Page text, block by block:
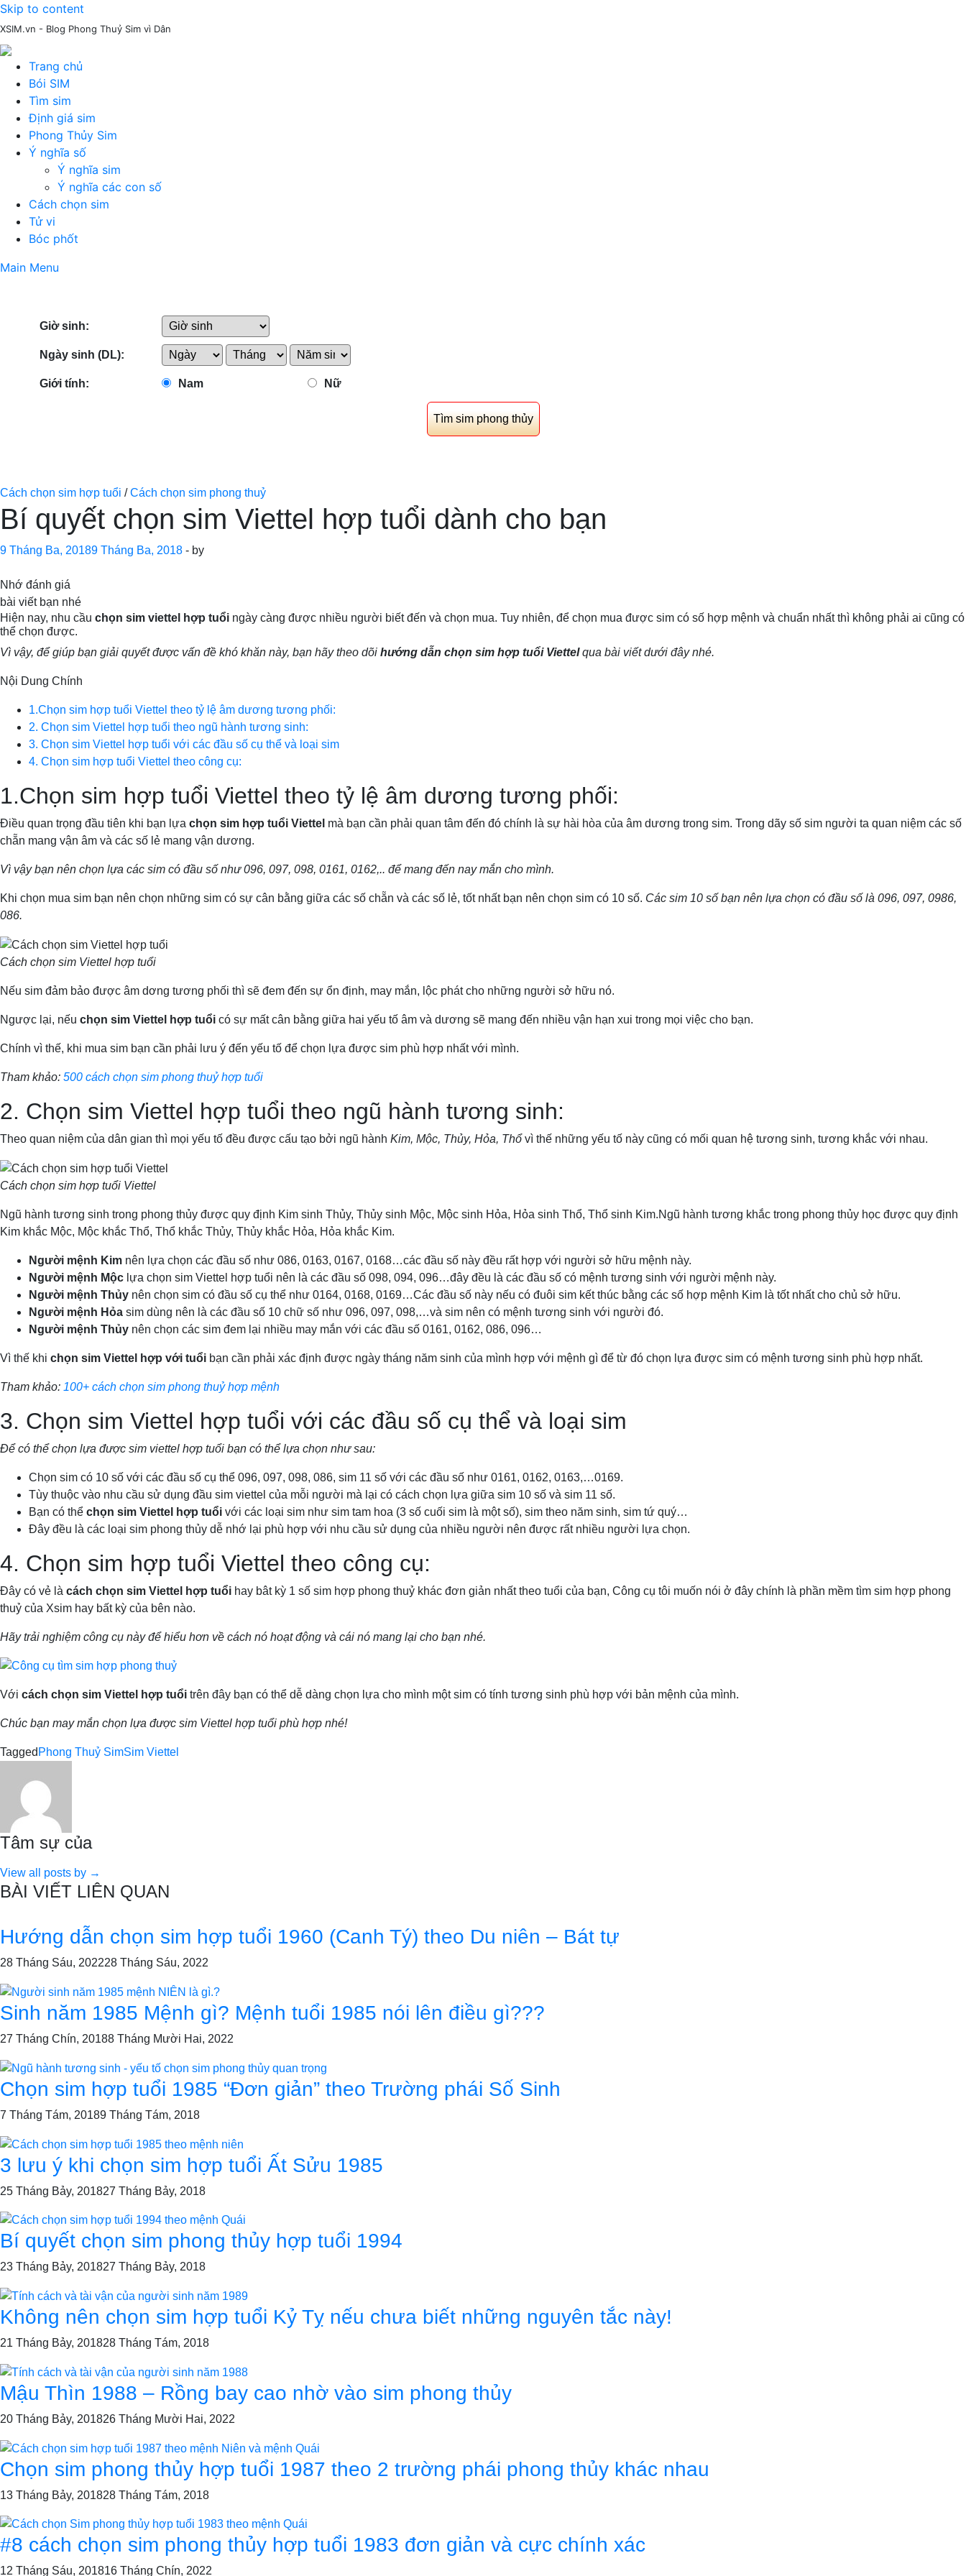
Skip to content
XSIM.vn - Blog Phong Thuỷ Sim vì Dân
Trang chủ
Bói SIM
Tìm sim
Định giá sim
Phong Thủy Sim
Ý nghĩa số
Ý nghĩa sim
Ý nghĩa các con số
Cách chọn sim
Tử vi
Bóc phốt
Main Menu
Giờ sinh:
Ngày sinh (DL):
Giới tính: Nam Nữ
Cách chọn sim hợp tuổi /Cách chọn sim phong thuỷ
Bí quyết chọn sim Viettel hợp tuổi dành cho bạn
9 Tháng Ba, 20189 Tháng Ba, 2018 - by
Nhớ đánh giá
bài viết bạn nhé
Hiện nay, nhu cầu chọn sim viettel hợp tuổi ngày càng được nhiều người biết đến và chọn mua. Tuy nhiên, để chọn mua được sim có số hợp mệnh và chuẩn nhất thì không phải ai cũng có
thể chọn được.
Vì vậy, để giúp bạn giải quyết được vấn đề khó khăn này, bạn hãy theo dõi hướng dẫn chọn sim hợp tuổi Viettelqua bài viết dưới đây nhé.
Nội Dung Chính
1.Chọn sim hợp tuổi Viettel theo tỷ lệ âm dương tương phối:
2. Chọn sim Viettel hợp tuổi theo ngũ hành tương sinh:
3. Chọn sim Viettel hợp tuổi với các đầu số cụ thể và loại sim
4. Chọn sim hợp tuổi Viettel theo công cụ:
1.Chọn sim hợp tuổi Viettel theo tỷ lệ âm dương tương phối:
Điều quan trọng đầu tiên khi bạn lựa chọn sim hợp tuổi Viettel mà bạn cần phải quan tâm đến đó chính là sự hài hòa của âm dương trong sim. Trong dãy số sim người ta quan niệm các số
chẵn mang vận âm và các số lẻ mang vận dương.
Vì vậy bạn nên chọn lựa các sim có đầu số như 096, 097, 098, 0161, 0162,.. để mang đến nay mắn cho mình.
Khi chọn mua sim bạn nên chọn những sim có sự cân bằng giữa các số chẵn và các số lẻ, tốt nhất bạn nên chọn sim có 10 số. Các sim 10 số bạn nên lựa chọn có đầu số là 096, 097, 0986,
086.
Cách chọn sim Viettel hợp tuổi
Nếu sim đảm bảo được âm dơng tương phối thì sẽ đem đến sự ổn định, may mắn, lộc phát cho những người sở hữu nó.
Ngược lại, nếu chọn sim Viettel hợp tuổi có sự mất cân bằng giữa hai yếu tố âm và dương sẽ mang đến nhiều vận hạn xui trong mọi việc cho bạn.
Chính vì thế, khi mua sim bạn cần phải lưu ý đến yếu tố để chọn lựa được sim phù hợp nhất với mình.
Tham khảo: 500 cách chọn sim phong thuỷ hợp tuổi
2. Chọn sim Viettel hợp tuổi theo ngũ hành tương sinh:
Theo quan niệm của dân gian thì mọi yếu tố đều được cấu tạo bởi ngũ hành Kim, Mộc, Thủy, Hỏa, Thổvì thế những yếu tố này cũng có mối quan hệ tương sinh, tương khắc với nhau.
Cách chọn sim hợp tuổi Viettel
Ngũ hành tương sinh trong phong thủy được quy định Kim sinh Thủy, Thủy sinh Mộc, Mộc sinh Hỏa, Hỏa sinh Thổ, Thổ sinh Kim.Ngũ hành tương khắc trong phong thủy học được quy định
Kim khắc Mộc, Mộc khắc Thổ, Thổ khắc Thủy, Thủy khắc Hỏa, Hỏa khắc Kim.
Người mệnh Kim nên lựa chọn các đầu số như 086, 0163, 0167, 0168…các đầu số này đều rất hợp với người sở hữu mệnh này.
Người mệnh Mộc lựa chọn sim Viettel hợp tuổi nên là các đầu số 098, 094, 096…đây đều là các đầu số có mệnh tương sinh với người mệnh này.
Người mệnh Thủy nên chọn sim có đầu số cụ thể như 0164, 0168, 0169…Các đầu số này nếu có đuôi sim kết thúc bằng các số hợp mệnh Kim là tốt nhất cho chủ sở hữu.
Người mệnh Hỏa sim dùng nên là các đầu số 10 chữ số như 096, 097, 098,…và sim nên có mệnh tương sinh với người đó.
Người mệnh Thủy nên chọn các sim đem lại nhiều may mắn với các đầu số 0161, 0162, 086, 096…
Vì thế khi chọn sim Viettel hợp với tuổi bạn cần phải xác định được ngày tháng năm sinh của mình hợp với mệnh gì để từ đó chọn lựa được sim có mệnh tương sinh phù hợp nhất.
Tham khảo: 100+ cách chọn sim phong thuỷ hợp mệnh
3. Chọn sim Viettel hợp tuổi với các đầu số cụ thể và loại sim
Để có thể chọn lựa được sim viettel hợp tuổi bạn có thể lựa chọn như sau:
Chọn sim có 10 số với các đầu số cụ thể 096, 097, 098, 086, sim 11 số với các đầu số như 0161, 0162, 0163,…0169.
Tùy thuộc vào nhu cầu sử dụng đầu sim viettel của mỗi người mà lại có cách chọn lựa giữa sim 10 số và sim 11 số.
Bạn có thể chọn sim Viettel hợp tuổi với các loại sim như sim tam hoa (3 số cuối sim là một số), sim theo năm sinh, sim tứ quý…
Đây đều là các loại sim phong thủy dễ nhớ lại phù hợp với nhu cầu sử dụng của nhiều người nên được rất nhiều người lựa chọn.
4. Chọn sim hợp tuổi Viettel theo công cụ:
Đây có vẻ là cách chọn sim Viettel hợp tuổi hay bât kỳ 1 số sim hợp phong thuỷ khác đơn giản nhất theo tuổi của bạn, Công cụ tôi muốn nói ở đây chính là phần mềm tìm sim hợp phong
thuỷ của Xsim hay bất kỳ của bên nào.
Hãy trải nghiệm công cụ này để hiểu hơn về cách nó hoạt động và cái nó mang lại cho bạn nhé.
Với cách chọn sim Viettel hợp tuổi trên đây bạn có thể dễ dàng chọn lựa cho mình một sim có tính tương sinh phù hợp với bản mệnh của mình.
Chúc bạn may mắn chọn lựa được sim Viettel hợp tuổi phù hợp nhé!
Tagged Phong Thuỷ SimSim Viettel
Tâm sự của
View all posts by →
BÀI VIẾT LIÊN QUAN
Hướng dẫn chọn sim hợp tuổi 1960 (Canh Tý) theo Du niên – Bát tự
28 Tháng Sáu, 202228 Tháng Sáu, 2022
Sinh năm 1985 Mệnh gì? Mệnh tuổi 1985 nói lên điều gì???
27 Tháng Chín, 20188 Tháng Mười Hai, 2022
Chọn sim hợp tuổi 1985 “Đơn giản” theo Trường phái Số Sinh
7 Tháng Tám, 20189 Tháng Tám, 2018
3 lưu ý khi chọn sim hợp tuổi Ất Sửu 1985
25 Tháng Bảy, 201827 Tháng Bảy, 2018
Bí quyết chọn sim phong thủy hợp tuổi 1994
23 Tháng Bảy, 201827 Tháng Bảy, 2018
Không nên chọn sim hợp tuổi Kỷ Tỵ nếu chưa biết những nguyên tắc này!
21 Tháng Bảy, 201828 Tháng Tám, 2018
Mậu Thìn 1988 – Rồng bay cao nhờ vào sim phong thủy
20 Tháng Bảy, 201826 Tháng Mười Hai, 2022
Chọn sim phong thủy hợp tuổi 1987 theo 2 trường phái phong thủy khác nhau
13 Tháng Bảy, 201828 Tháng Tám, 2018
#8 cách chọn sim phong thủy hợp tuổi 1983 đơn giản và cực chính xác
12 Tháng Sáu, 201816 Tháng Chín, 2022